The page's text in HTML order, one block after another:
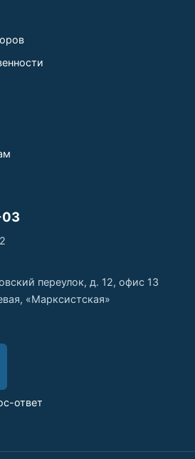
переулок, д. 12, офис 13
«Марксистская»
ответ